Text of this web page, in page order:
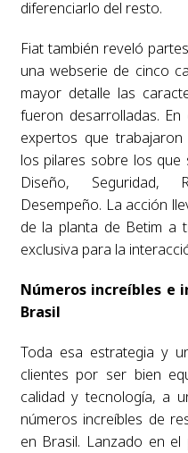
diferenciarlo del resto.
Fiat también reveló
una webserie de cinco
mayor detalle las
fueron desarrolladas.
expertos que
los pilares sobre los que
Diseño, Seguridad,
Desempeño. La acción
de la planta de Betim a
exclusiva para la
Números increíbles e
Brasil
Toda esa estrategia y
clientes por ser bien
calidad y tecnología, a
números increíbles de
en Brasil. Lanzado en